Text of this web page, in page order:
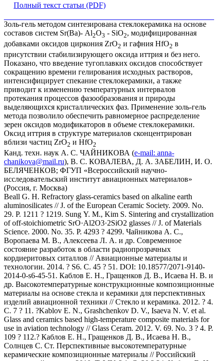
Полный текст статьи (PDF)
Золь-гель методом синтезирована стеклокерамика на основе
составов систем Sr(Ba)- Al2O3 - SiO2, модифицированная
добавками оксидов циркония ZrO2 и гафния HfO2 в
присутствии стабилизирующего оксида иттрия и без него.
Показано, что введение тугоплавких оксидов способствует
сокращению времени гелирования исходных растворов,
интенсифицирует спекание стеклокерамики, а также
приводит к изменению температурных интервалов
протекания процессов фазообразования и природы
выделяющихся кристаллических фаз. Применение золь-гель
метода позволило обеспечить равномерное распределение
зерен оксидов модификаторов в объеме стеклокерамики.
Оксид иттрия в структуре материалов сконцентрирован
вблизи частиц ZrO2 и HfO2
Канд. техн. наук А. С. ЧАЙНИКОВА (e-mail: anna-
chanikova@mail.ru), В. С. КОВАЛЕВА, Д. А. ЗАБЕЛИН, И. О.
БЕЛЯЧЕНКОВ; ФГУП «Всероссийский научно-
исследовательский институт авиационных материалов»
(Россия, г. Москва)
Beall G. H. Refractory glass-ceramics based on alkaline earth
aluminosilicates // J. of the European Ceramic Society. 2009. No.
29. P. 1211 ? 1219. Sung Y. M., Kim S. Sintering and crystallization
of off-stoichiometric SrO·Al2O3·2SiO2 glasses // J. of Materials
Science. 2000. No. 35. Р. 4293 ? 4299. Чайникова А. С.,
Воропаева М. В., Алексеева Л. А. и др. Современное
состояние разработок в области радиопрозрачных
кордиеритовых ситаллов // Авиационные материалы и
технологии. 2014. ? S6. С. 45 ? 51. DOI: 10.18577/2071-9140-
2014-0-s6-45-51. Каблов Е. Н., Гращенков Д. В., Исаева Н. В. и
др. Высокотемпературные конструкционные композиционные
материалы на основе стекла и керамики для перспективных
изделий авиационной техники // Стекло и керамика. 2012. ? 4.
С. 7 ? 11. ?Kablov E. N., Grashchenkov D. V., Isaeva N. V. et al.
Glass and ceramics based high-temperature composite materials for
use in aviation technology // Glass Ceram. 2012. V. 69. No. 3 ? 4. P.
109 ? 112.? Каблов Е. Н., Гращенков Д. В., Исаева Н. В.,
Солнцев С. Ст. Перспективные высокотемпературные
керамические композиционные материалы // Российский